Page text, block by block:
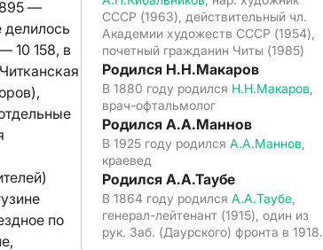
—
делилось
10 158, в
по
СССР (1963), действительный чл.
Академии художеств СССР (1954),
почетный гражданин Читы (1985)
Родился Н.Н.Макаров
В 1880 году родился Н.Н.Макаров
врач-офтальмолог
Родился А.А.Маннов
В 1925 году родился А.А.Маннов
краевед
Родился А.А.Таубе
В 1864 году родился А.А.Таубе
генерал-лейтенант (1915), один из
рук. Заб. (Даурского) фронта в 1918.